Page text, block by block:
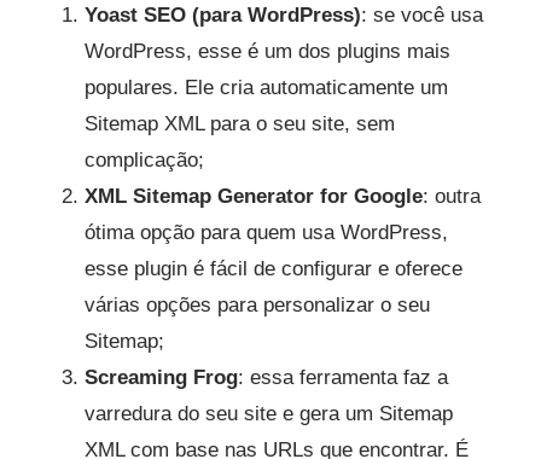
Yoast SEO (para WordPress): se você usa
WordPress, esse é um dos plugins mais
populares. Ele cria automaticamente um
Sitemap XML para o seu site, sem
complicação;
XML Sitemap Generator for Google: outra
ótima opção para quem usa WordPress,
esse plugin é fácil de configurar e oferece
várias opções para personalizar o seu
Sitemap;
Screaming Frog: essa ferramenta faz a
varredura do seu site e gera um Sitemap
XML com base nas URLs que encontrar. É